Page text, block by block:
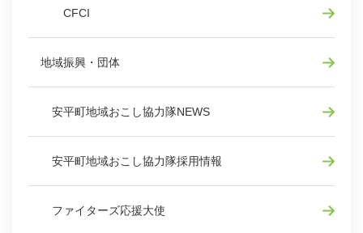
CFCI
地域振興・団体
安平町地域おこし協力隊NEWS
安平町地域おこし協力隊採用情報
ファイターズ応援大使